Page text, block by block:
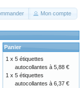
Mon compte
Panier
1 x 5 étiquettes
autocollantes à 5,88 €
1 x 5 étiquettes
autocollantes à 6,37 €